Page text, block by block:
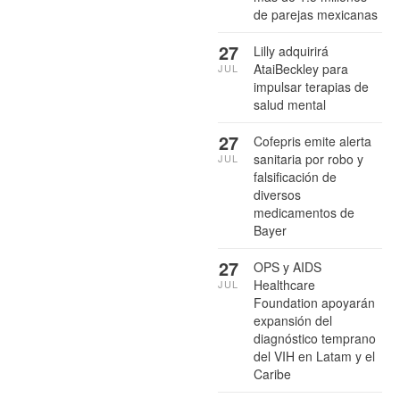
de parejas mexicanas
Lilly adquirirá
AtaiBeckley para
impulsar terapias de
salud mental
27
JUL
Cofepris emite alerta
sanitaria por robo y
falsificación de
diversos
medicamentos de
Bayer
27
JUL
OPS y AIDS
Healthcare
Foundation apoyarán
expansión del
diagnóstico temprano
del VIH en Latam y el
Caribe
27
JUL